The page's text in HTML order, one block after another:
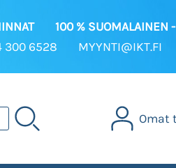
100 % SUOMALAINEN
300 6528 MYYNTI@IKT.FI
Omat